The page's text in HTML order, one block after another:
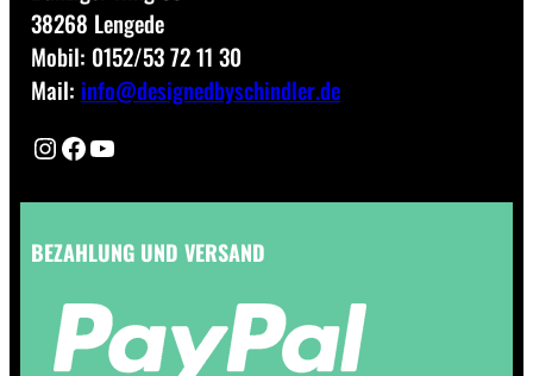
38268 Lengede
Mobil: 0152/53 72 11 30
Mail: info@designedbyschindler.de
Instagram Facebook YouTube
BEZAHLUNG UND VERSAND